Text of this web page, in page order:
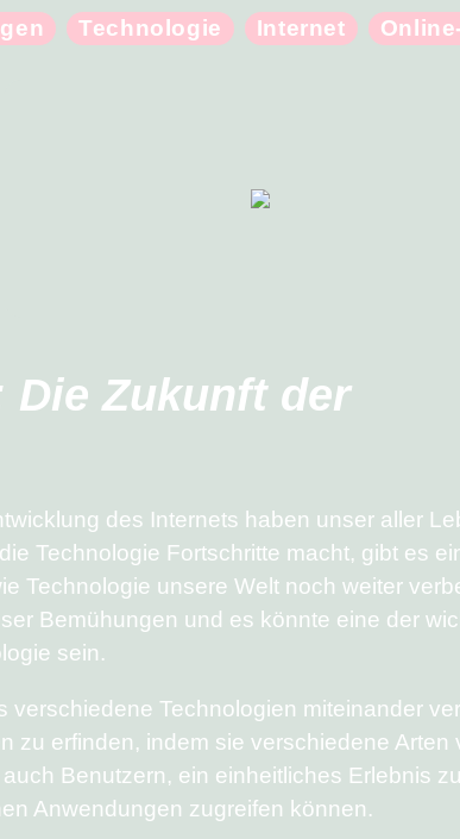
Technologie Internet
Die Zukunft der
des Internets haben unser aller
Technologie Fortschritte macht, gibt es
Technologie unsere Welt noch weiter
Bemühungen und es könnte eine der
sein.
verschiedene Technologien miteinander
zu erfinden, indem sie verschiedene Arten
Benutzern, ein einheitliches Erlebnis
Anwendungen zugreifen können.